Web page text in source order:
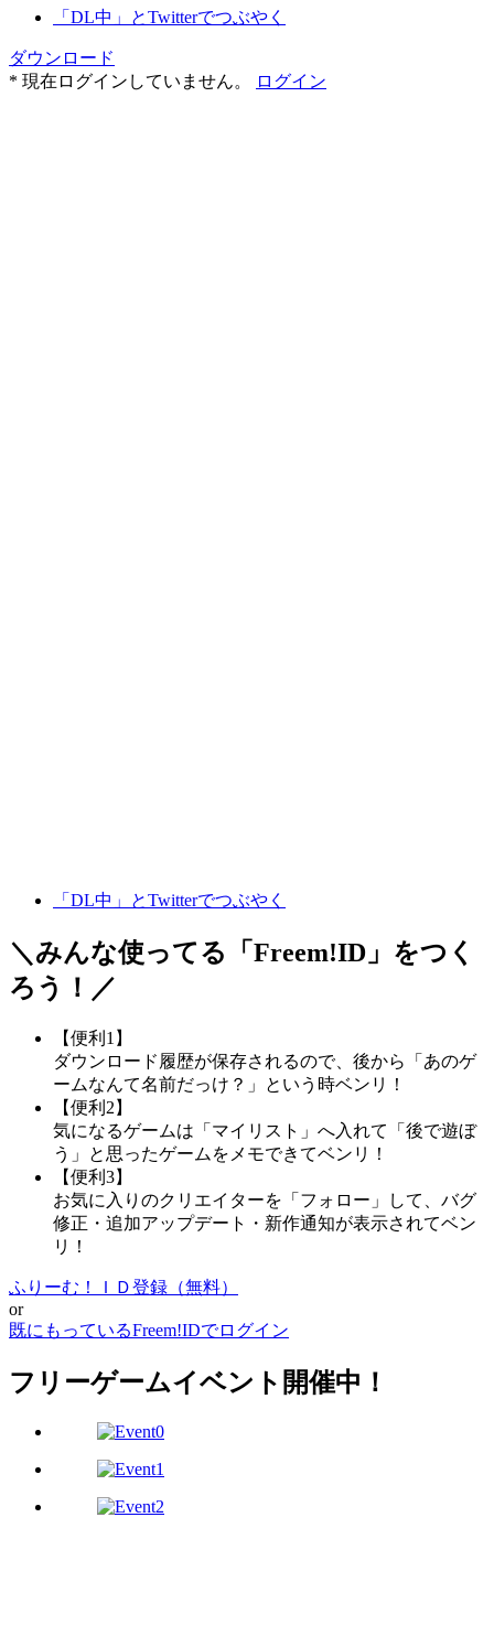
「DL中」とTwitterでつぶやく
ダウンロード
* 現在ログインしていません。
ログイン
「DL中」とTwitterでつぶやく
＼みんな使ってる「 Freem!ID 」をつく
ろう！／
【便利1】
ダウンロード履歴が保存されるので、後から「あのゲ
ームなんて名前だっけ？」という時ベンリ！
【便利2】
気になるゲームは「マイリスト」へ入れて「後で遊ぼ
う」と思ったゲームをメモできてベンリ！
【便利3】
お気に入りのクリエイターを「フォロー」して、バグ
修正・追加アップデート・新作通知が表示されてベン
リ！
ふりーむ！ＩＤ登録（無料）
or
既にもっているFreem!IDでログイン
フリーゲームイベント開催中！